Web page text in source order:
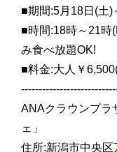
■期間:5月18日(土
■時間:18時～21時
み食べ放題OK!
■料金:大人￥
ANAクラウンプラ
ェ」
住所:新潟市中央区